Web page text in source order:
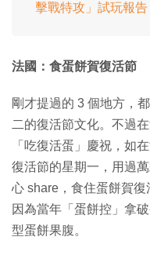
擊戰特攻」試玩報告
法國：食蛋餅賀復活節
剛才提過的 3 個地方，
二的復活節文化。不過
「吃復活蛋」慶祝，如
復活節的星期一，用過
心 share，食住蛋餅賀
因為當年「蛋餅控」拿
型蛋餅果腹。